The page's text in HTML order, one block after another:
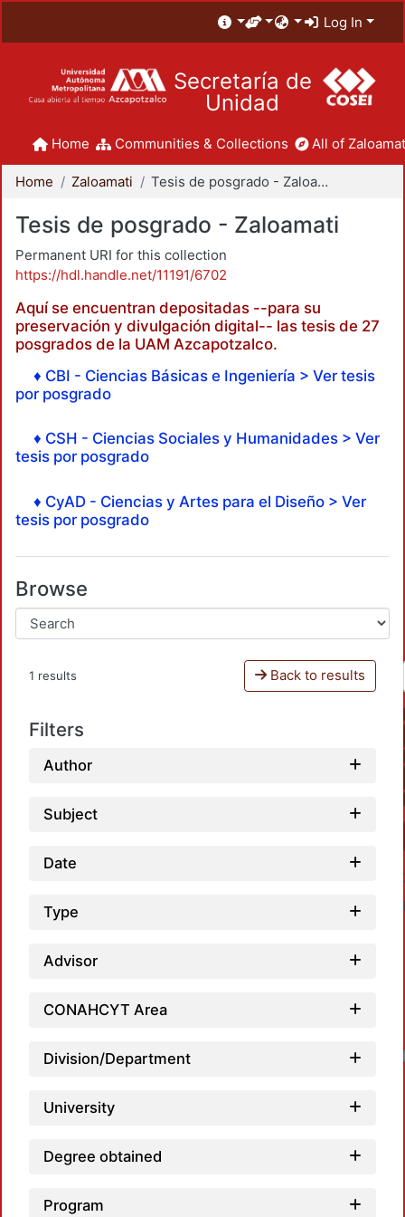
Log In
Secretaría de
Unidad
Home Communities & Collections All of
Home Zaloamati Tesis de posgrado - Zaloamati
Tesis de posgrado - Zaloamati
Permanent URI for this collection
https://hdl.handle.net/11191/6702
Aquí se encuentran depositadas --para su
preservación y divulgación digital-- las tesis de 27
posgrados de la UAM Azcapotzalco.
♦ CBI - Ciencias Básicas e Ingeniería > Ver tesis
por posgrado
♦ CSH - Ciencias Sociales y Humanidades > Ver
tesis por posgrado
♦ CyAD - Ciencias y Artes para el Diseño > Ver
tesis por posgrado
Browse
1 results Back to results
Filters
Author
Subject
Date
Type
Advisor
CONAHCYT Area
Division/Department
University
Degree obtained
Program